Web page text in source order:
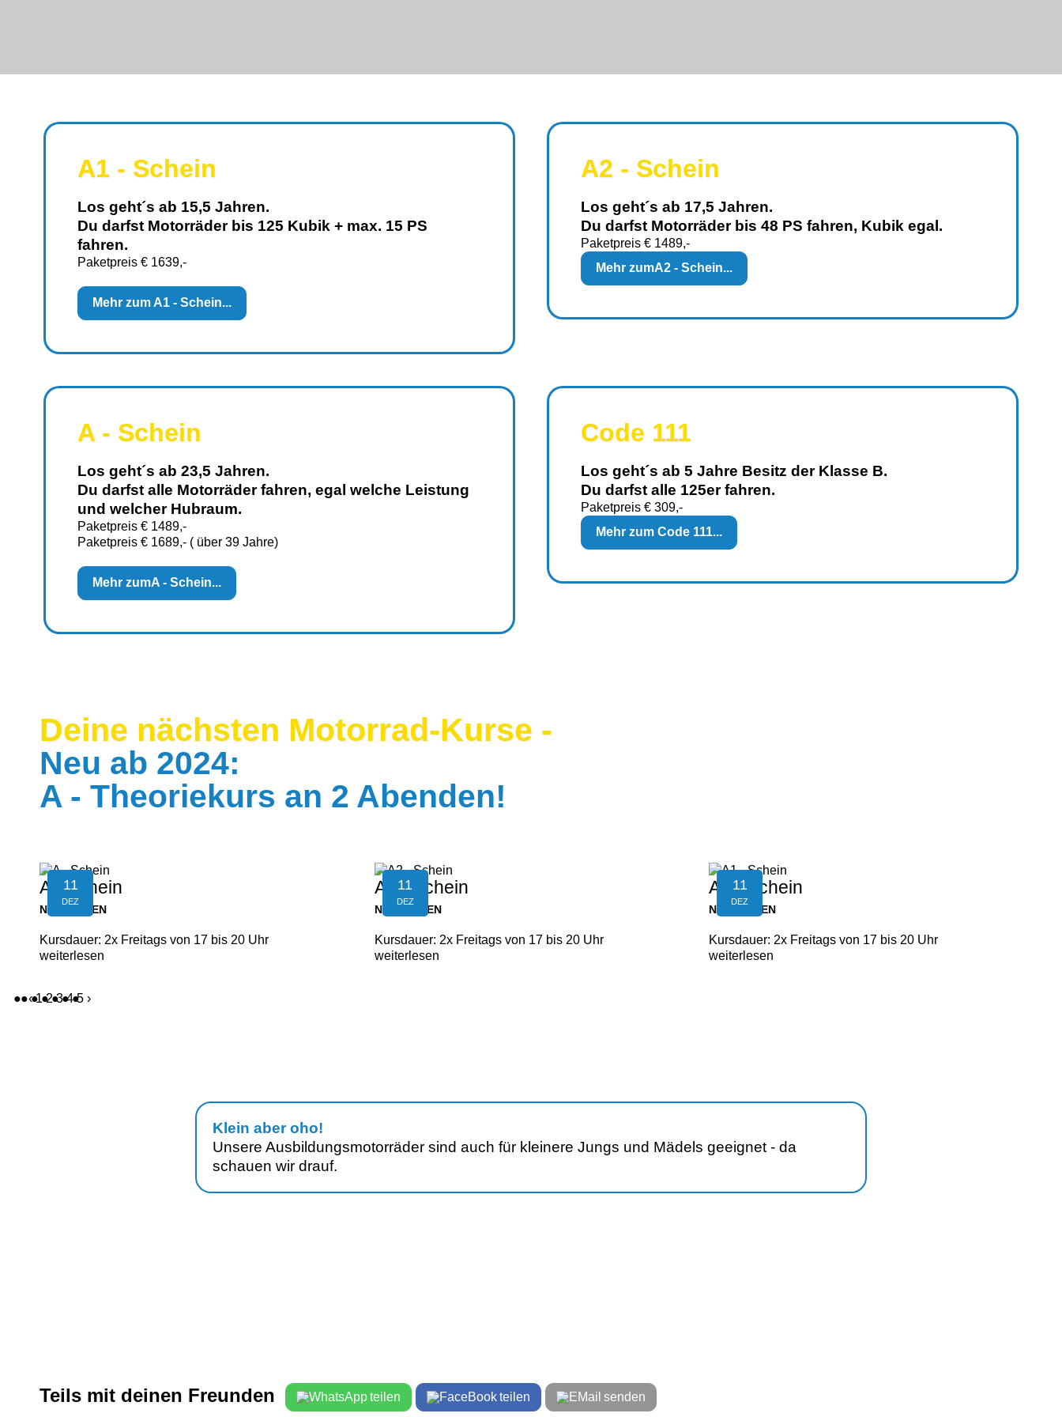
A1 - Schein
Los geht´s ab 15,5 Jahren.
Du darfst Motorräder bis 125 Kubik + max. 15 PS
fahren.
Paketpreis € 1639,-
Mehr zum A1 - Schein...
A2 - Schein
Los geht´s ab 17,5 Jahren.
Du darfst Motorräder bis 48 PS fahren, Kubik egal.
Paketpreis € 1489,-
Mehr zumA2 - Schein...
A - Schein
Los geht´s ab 23,5 Jahren.
Du darfst alle Motorräder fahren, egal welche Leistung
und wel­cher Hubraum.
Paketpreis € 1489,-
Paketpreis € 1689,- ( über 39 Jahre)
Mehr zumA - Schein...
Code 111
Los geht´s ab 5 Jahre Besitz der Klasse B.
Du darfst alle 125er fahren.
Paketpreis € 309,-
Mehr zum Code 111...
Deine nächsten Motorrad-Kurse -
Neu ab 2024:
A - Theoriekurs an 2 Abenden!
11
DEZ
A - Schein
NEUFELDEN
Kursdauer: 2x Freitags von 17 bis 20 Uhr
weiterlesen
11
DEZ
A2 - Schein
NEUFELDEN
Kursdauer: 2x Freitags von 17 bis 20 Uhr
weiterlesen
11
DEZ
A1 - Schein
NEUFELDEN
Kursdauer: 2x Freitags von 17 bis 20 Uhr
weiterlesen
‹ 1 2 3 4 5 ›
Klein aber oho!
Unsere Ausbildungsmotorräder sind auch für kleinere Jungs und Mädels geeignet - da
schauen wir drauf.
Teils mit deinen Freunden teilen teilen senden